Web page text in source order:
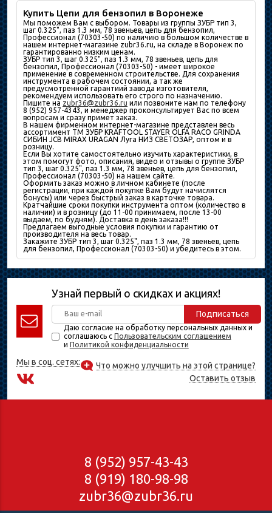
Купить Цепи для бензопил в Воронеже
Мы поможем Вам с выбором. Товары из группы ЗУБР тип 3,
шаг 0.325", паз 1.3 мм, 78 звеньев, цепь для бензопил,
Профессионал (70303-50) по наличию в большом количествe в
нашем интернет-магазине zubr36.ru, на складе в Воронеж по
гарантированно низким ценам.
ЗУБР тип 3, шаг 0.325", паз 1.3 мм, 78 звеньев, цепь для
бензопил, Профессионал (70303-50) - имеет широкое
применение в современном строительстве. Для сохранения
инструмента в рабочем состоянии, а так же
предусмотренной гарантиий завода изготовителя,
рекомендуем использовать его строго по назначению.
Пишите на zubr36@zubr36.ru или позвоните нам по телефону
8 (952) 957-4343, и менеджер проконсультирует Вас по всем
вопросам и сразу примет заказ.
В нашем фирменном интернет-магазине представлен весь
ассортимент ТМ ЗУБР KRAFTOOL STAYER OLFA RACO GRINDA
СИБИН JCB MIRAX URAGAN Луга НИЗ СВЕТОЗАР, оптом и в
розницу.
Если Вы хотите самостоятельно изучить характеристики, в
этом помогут фото, описания, видео и отзывы о группе ЗУБР
тип 3, шаг 0.325", паз 1.3 мм, 78 звеньев, цепь для бензопил,
Профессионал (70303-50) на нашем сайте.
Оформить заказ можно в личном кабинете (после
регистрации, при каждой покупке Вам будут начислятся
бонусы) или через быстрый заказ в карточке товара.
Кратчайшие сроки покупки инструмента оптом (количество в
наличии) и в розницу (до 11-00 принимаем, после 13-00
выдаем, по будням). Доставка в день заказа!!!
Предлагаем выгодные условия покупки и гарантию от
производителя на весь товар.
Закажите ЗУБР тип 3, шаг 0.325", паз 1.3 мм, 78 звеньев, цепь
для бензопил, Профессионал (70303-50) и убедитесь в этом.
Узнай первый о скидках и акциях!
Подписаться
Даю согласие на обработку персональных данных и
соглашаюсь с Пользовательским соглашением
и Политикой конфиденциальности
Мы в соц. сетях:
Что можно улучшить на этой странице?
Оставить отзыв
8 (952) 957-43-43
8 (919) 180-98-98
zubr36@zubr36.ru